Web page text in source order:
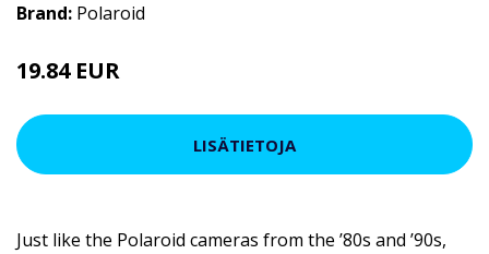
Brand: Polaroid
19.84 EUR
LISÄTIETOJA
Just like the Polaroid cameras from the ’80s and ’90s,